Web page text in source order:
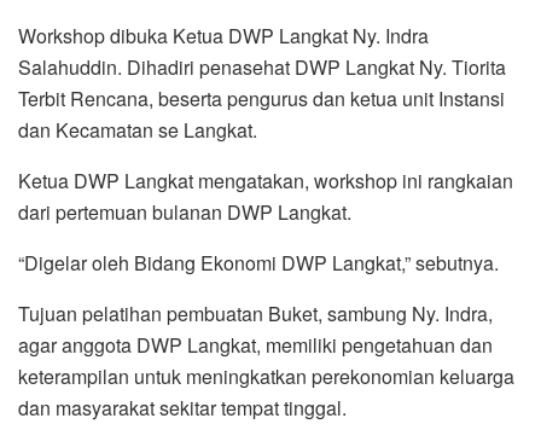
Workshop dibuka Ketua DWP Langkat Ny. Indra
Salahuddin. Dihadiri penasehat DWP Langkat Ny. Tiorita
Terbit Rencana, beserta pengurus dan ketua unit Instansi
dan Kecamatan se Langkat.
Ketua DWP Langkat mengatakan, workshop ini rangkaian
dari pertemuan bulanan DWP Langkat.
“Digelar oleh Bidang Ekonomi DWP Langkat,” sebutnya.
Tujuan pelatihan pembuatan Buket, sambung Ny. Indra,
agar anggota DWP Langkat, memiliki pengetahuan dan
keterampilan untuk meningkatkan perekonomian keluarga
dan masyarakat sekitar tempat tinggal.